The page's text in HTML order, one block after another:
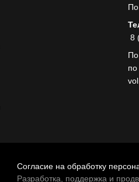
8
Согласие на обработку
Разработка, поддержка и